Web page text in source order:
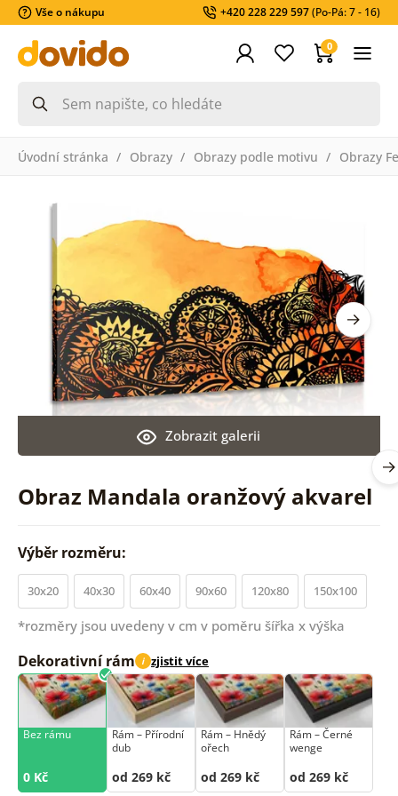
Vše o nákupu +420 228 229 597(Po-Pá: 7 - 16)
0
Úvodní stránka Obrazy Obrazy podle motivu Obrazy
Obraz Mandala oranžový akvarel
Zobrazit galerii
Výběr rozměru:
30x20 40x30 60x40 90x60 120x80 150x100
*rozměry jsou uvedeny v cm v poměru šířka x výška
Dekorativní rám i zjistit více
Bez rámu
0 Kč
Rám –⁠⁠⁠⁠⁠⁠ Přírodní
dub
od 269 kč
Rám –⁠⁠⁠⁠⁠⁠ Hnědý
ořech
od 269 kč
Rám –⁠⁠⁠⁠⁠⁠ Černé
wenge
od 269 kč